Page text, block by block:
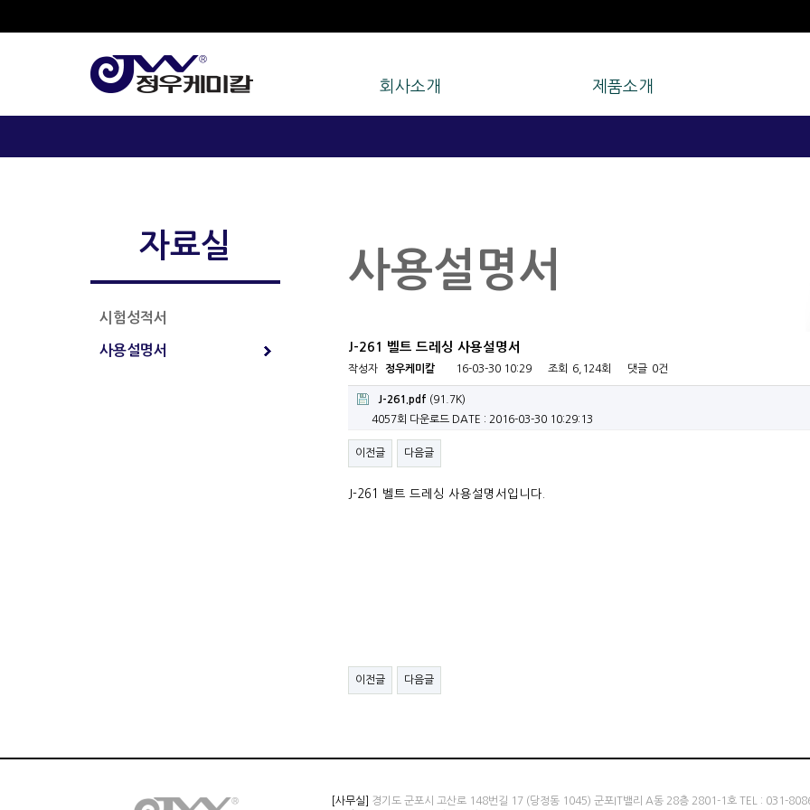
회사소개 제품소개
자료실
시험성적서
사용설명서
사용설명서
J-261 벨트 드레싱 사용설명서
작성자 정우케미칼 16-03-30 10:29 조회 6,124회 댓글 0건
J-261.pdf (91.7K)
4057회 다운로드 DATE : 2016-03-30 10:29:13
이전글 다음글
J-261 벨트 드레싱 사용설명서 입니다.
이전글 다음글
[사무실] 경기도 군포시 고산로 148번길 17 (당정동 1045) 군포IT밸리 A동 28층 2801-1호 TEL : 031-